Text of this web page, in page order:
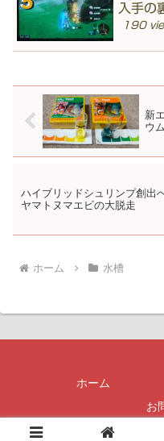
入手の
190
新
ウ
ハイブリッドシュリンプ創出
ヤマトヌマエビの大脱走
ホーム 水槽
ホーム
お
© 2012 興